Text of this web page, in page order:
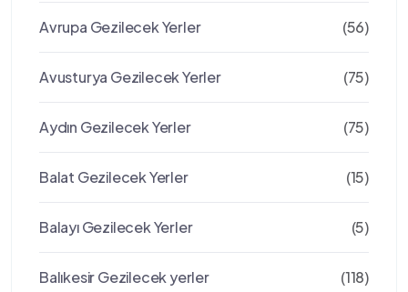
Avrupa Gezilecek Yerler (56)
Avusturya Gezilecek Yerler (75)
Aydın Gezilecek Yerler (75)
Balat Gezilecek Yerler (15)
Balayı Gezilecek Yerler (5)
Balıkesir Gezilecek yerler (118)